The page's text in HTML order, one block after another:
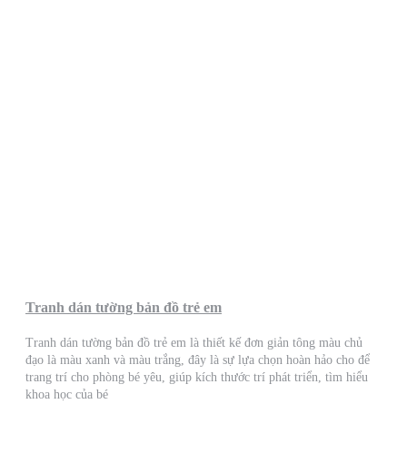
Tranh dán tường bản đồ trẻ em
Tranh dán tường bản đồ trẻ em là thiết kế đơn giản tông màu chủ
đạo là màu xanh và màu trắng, đây là sự lựa chọn hoàn hảo cho để
trang trí cho phòng bé yêu, giúp kích thước trí phát triển, tìm hiểu
khoa học của bé